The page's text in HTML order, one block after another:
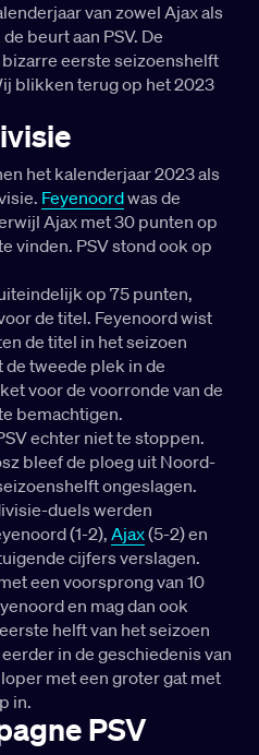
van zowel Ajax als
beurt aan PSV. De
eerste seizoenshelft
blikken terug op het 2023
het kalenderjaar 2023 als
Feyenoordwas de
Ajax met 30 punten op
vinden. PSV stond ook op
op 75 punten,
de titel. Feyenoord wist
de titel in het seizoen
tweede plek in de
voor de voorronde van de
bemachtigen.
echter niet te stoppen.
bleef de ploeg uit Noord-
ongeslagen.
duels werden
(1-2),Ajax(5-2) en
cijfers verslagen.
een voorsprong van 10
en mag dan ook
helft van het seizoen
in de geschiedenis van
met een groter gat met
in.
PSV